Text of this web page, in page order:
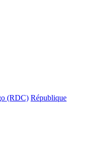
(RDC) République